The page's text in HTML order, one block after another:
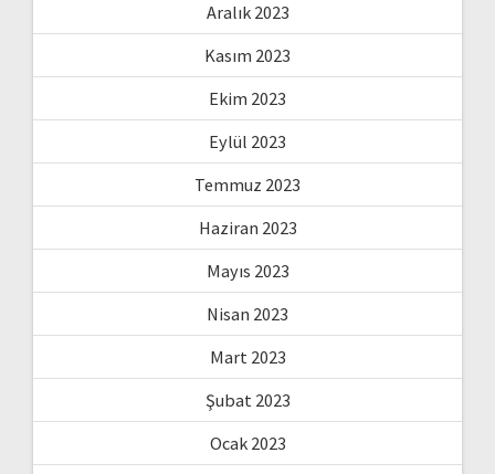
Aralık 2023
Kasım 2023
Ekim 2023
Eylül 2023
Temmuz 2023
Haziran 2023
Mayıs 2023
Nisan 2023
Mart 2023
Şubat 2023
Ocak 2023